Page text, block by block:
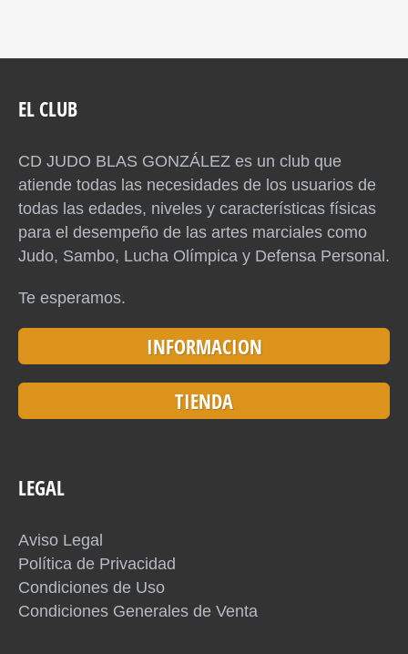
EL CLUB
CD JUDO BLAS GONZÁLEZ es un club que
atiende todas las necesidades de los usuarios de
todas las edades, niveles y características físicas
para el desempeño de las artes marciales como
Judo, Sambo, Lucha Olímpica y Defensa Personal.
Te esperamos.
INFORMACION
TIENDA
LEGAL
Aviso Legal
Política de Privacidad
Condiciones de Uso
Condiciones Generales de Venta